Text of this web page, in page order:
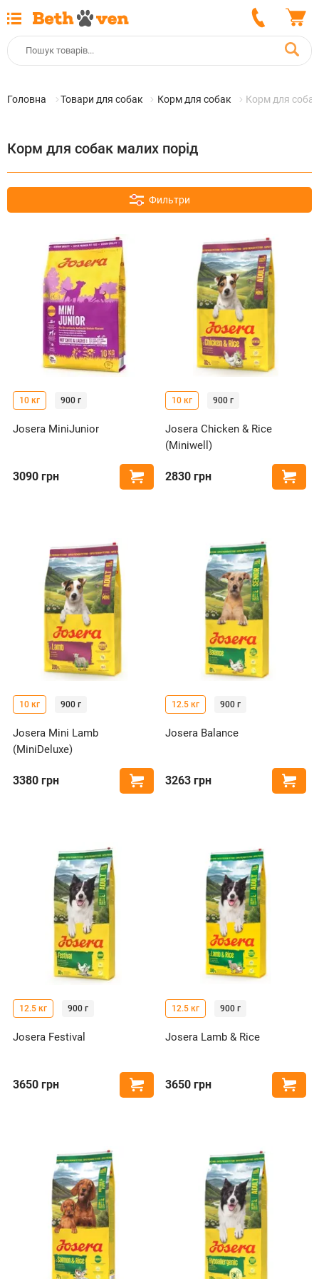
Головна Товари для собак Корм для собак Корм для
Корм для собак малих порід
Фильтри
10 кг 900 г
Josera MiniJunior
3090 грн Купити
10 кг 900 г
Josera Chicken & Rice
(Miniwell)
2830 грн
10 кг 900 г
Josera Mini Lamb
(MiniDeluxe)
3380 грн Купити
12.5 кг 900 г
Josera Balance
3263 грн
12.5 кг 900 г
Josera Festival
3650 грн Купити
12.5 кг 900 г
Josera Lamb & Rice
3650 грн